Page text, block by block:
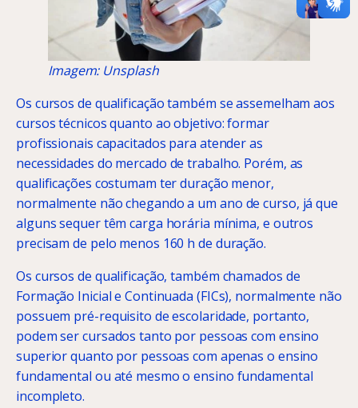
Imagem: Unsplash
Os cursos de qualificação também se assemelham aos
cursos técnicos quanto ao objetivo: formar
profissionais capacitados para atender as
necessidades do mercado de trabalho. Porém, as
qualificações costumam ter duração menor,
normalmente não chegando a um ano de curso, já que
alguns sequer têm carga horária mínima, e outros
precisam de pelo menos 160 h de duração.
Os cursos de qualificação, também chamados de
Formação Inicial e Continuada (FICs), normalmente não
possuem pré-requisito de escolaridade, portanto,
podem ser cursados tanto por pessoas com ensino
superior quanto por pessoas com apenas o ensino
fundamental ou até mesmo o ensino fundamental
incompleto.